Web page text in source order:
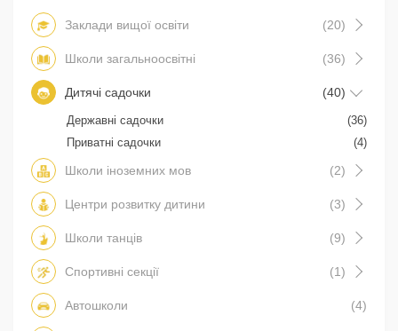
Заклади вищої освіти (20)
Школи загальноосвітні (36)
Дитячі садочки (40)
Державні садочки
(36)
Приватні садочки
(4)
Школи іноземних мов (2)
Центри розвитку дитини (3)
Школи танців (9)
Спортивні секції (1)
Автошколи (4)